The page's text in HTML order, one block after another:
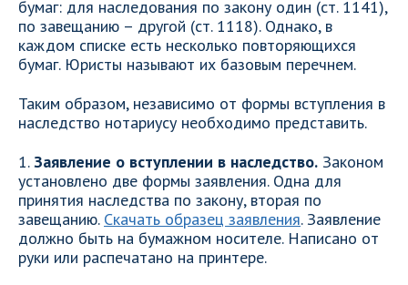
бумаг: для наследования по закону один (ст. 1141),
по завещанию – другой (ст. 1118). Однако, в
каждом списке есть несколько повторяющихся
бумаг. Юристы называют их базовым перечнем.
Таким образом, независимо от формы вступления в
наследство нотариусу необходимо представить.
1.Заявление о вступлении в наследство. Законом
установлено две формы заявления. Одна для
принятия наследства по закону, вторая по
завещанию. Скачать образец заявления. Заявление
должно быть на бумажном носителе. Написано от
руки или распечатано на принтере.